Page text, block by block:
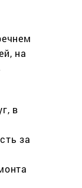
на
в
за